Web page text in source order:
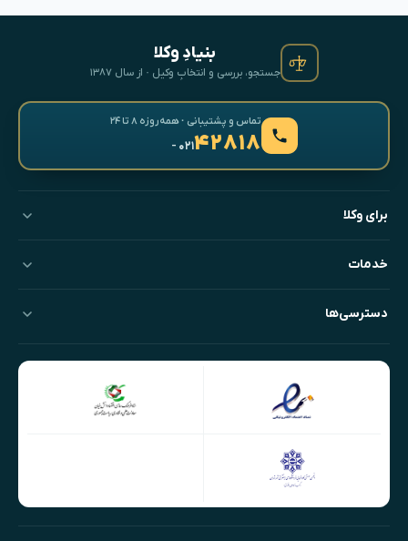
بنیادِ وکلا
جستجو، بررسی و انتخابِ وکیل · از سال ۱۳۸۷
تماس و پشتیبانی · همه‌روزه ۸ تا ۲۴
۴۲۸۱۸- ۰۲۱
برای وکلا
خدمات
دسترسی‌ها